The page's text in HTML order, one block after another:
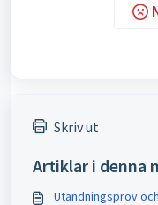
Skriv ut
Artiklar i denna
Utandningsprov